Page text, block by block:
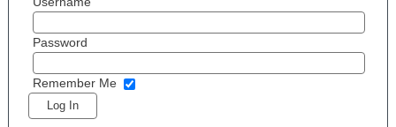
Password
Remember Me